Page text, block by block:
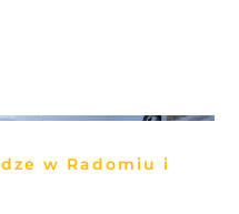
w Radomiu i